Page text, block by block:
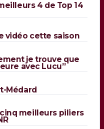
4 de Top 14
vidéo cette saison
je trouve que
avec Lucu”
Médard
meilleurs piliers